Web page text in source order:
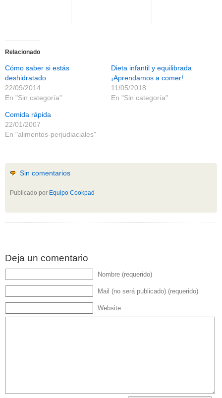
nutricion(3)
obesidad(12)
Sin categoría (438)
vitaminas(10)
Relacionado
Cómo saber si estás
deshidratado
22/09/2014
En "Sin categoría"
Dieta infantil y equilibrada
¡Aprendamos a comer!
11/05/2018
En "Sin categoría"
Comida rápida
22/01/2007
En "alimentos-perjudiaciales"
Sin comentarios
Publicado por Equipo Cookpad
Deja un comentario
Nombre (requerido)
Mail (no será publicado) (requerido)
Website